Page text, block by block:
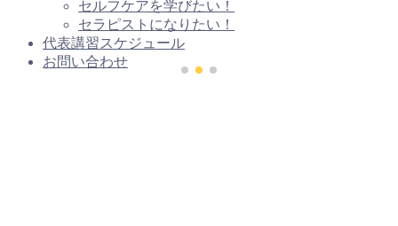
セルフケアを学びたい！
セラピストになりたい！
代表講習スケジュール
お問い合わせ